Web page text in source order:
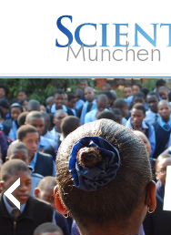
München
L. Ron
Hubbard
Was ist
Scientology?